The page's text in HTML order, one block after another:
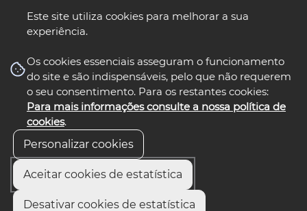
Este site utiliza cookies para melhorar a sua
experiência.
Os cookies essenciais asseguram o funcionamento
do site e são indispensáveis, pelo que não requerem
o seu consentimento. Para os restantes cookies:
Para mais informações consulte a nossa política de
cookies.
Personalizar cookies
Aceitar cookies de estatística
Desativar cookies de estatística
nos select language
Início